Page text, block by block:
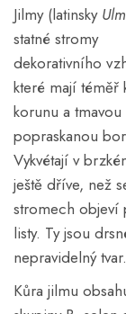
Jilmy (latinsky
statné stromy
dekorativního
které mají téměř
korunu a tmavou
popraskanou
Vykvétají v
ještě dříve, než
stromech objeví
listy. Ty jsou
nepravidelný
Kůra jilmu